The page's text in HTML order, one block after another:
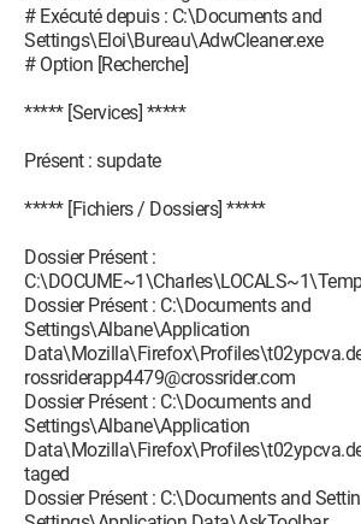
# Exécuté depuis : C:\Documents and
Settings\Eloi\Bureau\AdwCleaner.exe
# Option [Recherche]
***** [Services] *****
Présent : supdate
***** [Fichiers / Dossiers] *****
Dossier Présent :
Dossier Présent : C:\Documents and
Settings\Albane\Application
rossriderapp4479@crossrider.com
Dossier Présent : C:\Documents and
Settings\Albane\Application
taged
Dossier Présent : C:\Documents and